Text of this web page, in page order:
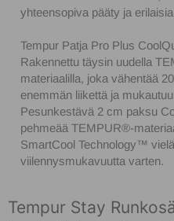
yhteensopiva pääty ja
Tempur Patja Pro Plus
Rakennettu täysin uudella
materiaalilla, joka vähentää
enemmän liikettä ja
Pesunkestävä 2 cm paksu
pehmeää TEMPUR®-
SmartCool Technology™️
viilennysmukavuutta varten.
Tempur Stay